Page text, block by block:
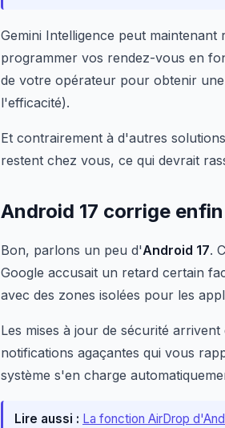
Gemini Intelligence peut
programmer vos rendez-vous en
de votre opérateur pour obtenir
l'efficacité).
Et contrairement à d'autres
restent chez vous, ce qui devrait
Android 17 corrige
Bon, parlons un peu d'Android 17.
Google accusait un retard certain
avec des zones isolées pour les
Les mises à jour de sécurité
notifications agaçantes qui vous
système s'en charge
Lire aussi : La fonction AirDrop